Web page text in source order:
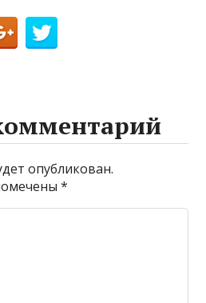
опубликован.
*